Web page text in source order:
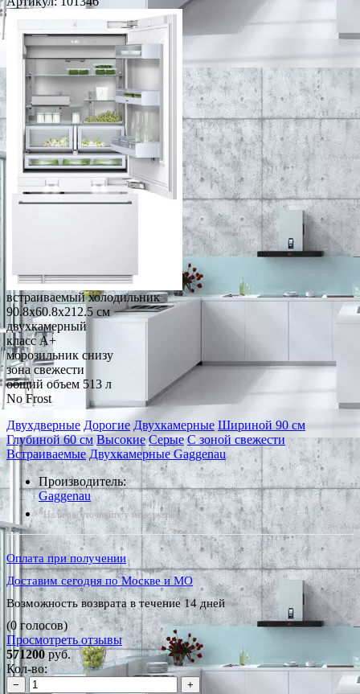
встраиваемый холодильник
90.8x60.8x212.5 см
двухкамерный
класс A+
морозильник снизу
зона свежести
общий объем 513 л
No Frost
Двухдверные Дорогие Двухкамерные Шириной 90 см
Глубиной 60 см Высокие Серые С зоной свежести
Встраиваемые Двухкамерные Gaggenau
Производитель:
Gaggenau
*Наличие уточняйте у менеджера
Оплата при получении
Доставим сегодня по Москве и МО
Возможность возврата в течение 14 дней
(0 голосов)
Просмотреть отзывы
571200руб.
Кол-во:
−
+